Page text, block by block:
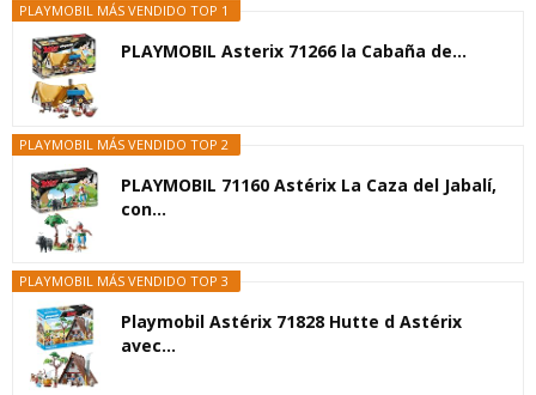
PLAYMOBIL MÁS VENDIDO TOP 1
PLAYMOBIL Asterix 71266 la Cabaña de...
PLAYMOBIL MÁS VENDIDO TOP 2
PLAYMOBIL 71160 Astérix La Caza del Jabalí,
con...
PLAYMOBIL MÁS VENDIDO TOP 3
Playmobil Astérix 71828 Hutte d Astérix
avec...